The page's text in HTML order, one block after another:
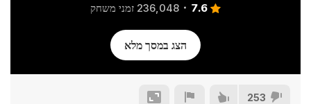
7.6 236,048 זמני משחק
הצג במסך מלא
253